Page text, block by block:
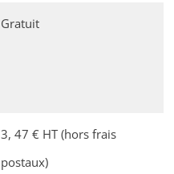
Gratuit
3, 47 € HT (hors frais
postaux)